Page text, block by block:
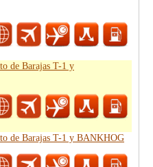
de Barajas T-1 y
de Barajas T-1 y BANKHOG